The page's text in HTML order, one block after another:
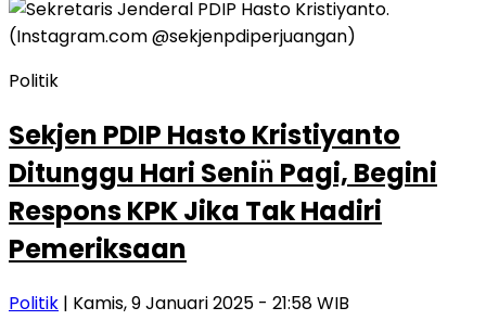
Politik
Sekjen PDIP Hasto Kristiyanto
Ditunggu Hari Senin̈ Pagi, Begini
Respons KPK Jika Tak Hadiri
Pemeriksaan
Politik | Kamis, 9 Januari 2025 - 21:58 WIB